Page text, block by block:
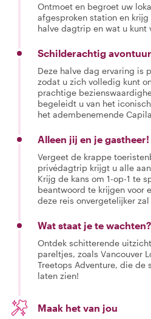
Ontmoet en begroet uw
afgesproken station en
halve dagtrip en wat u kunt
Schilderachtig avontuur
Deze halve dag ervaring is
zodat u zich volledig kunt
prachtige
begeleidt u van het
het adembenemende
Alleen jij en je gastheer!
Vergeet de krappe
privédagtrip krijgt u alle
Krijg de kans om 1-op-1 te
beantwoord te krijgen voor
deze reis onvergetelijker
Wat staat je te wachten?
Ontdek schitterende
pareltjes, zoals Vancouver
Treetops Adventure, die de
laten zien!
Maak het van jou